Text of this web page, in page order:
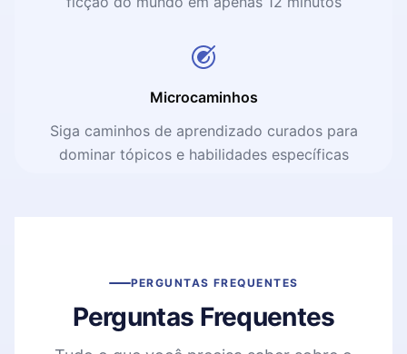
Microcaminhos
Siga caminhos de aprendizado curados para
dominar tópicos e habilidades específicas
PERGUNTAS FREQUENTES
Perguntas Frequentes